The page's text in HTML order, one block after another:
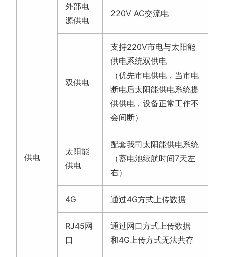
供电
外部电
源供电
220V AC交流电
双供电
支持220V市电与太阳能
供电系统双供电
（优先市电供电，当市电
断电后太阳能供电系统提
供供电，设备正常工作不
会间断）
太阳能
供电
配套我司太阳能供电系统
（蓄电池续航时间7天左
右）
4G 通过4G方式上传数据
RJ45网
口
通过网口方式上传数据
和4G上传方式无法共存